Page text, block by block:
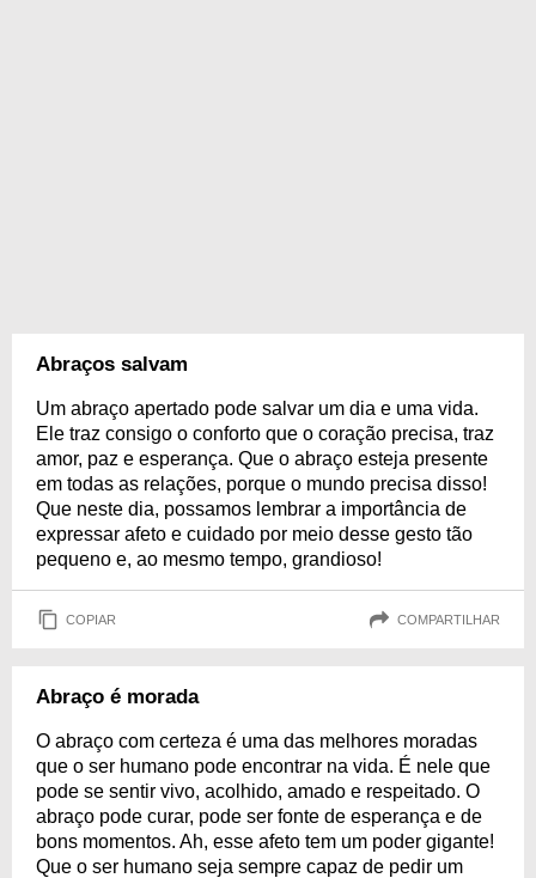
Abraços salvam
Um abraço apertado pode salvar um dia e uma vida.
Ele traz consigo o conforto que o coração precisa, traz
amor, paz e esperança. Que o abraço esteja presente
em todas as relações, porque o mundo precisa disso!
Que neste dia, possamos lembrar a importância de
expressar afeto e cuidado por meio desse gesto tão
pequeno e, ao mesmo tempo, grandioso!
COPIAR COMPARTILHAR
Abraço é morada
O abraço com certeza é uma das melhores moradas
que o ser humano pode encontrar na vida. É nele que
pode se sentir vivo, acolhido, amado e respeitado. O
abraço pode curar, pode ser fonte de esperança e de
bons momentos. Ah, esse afeto tem um poder gigante!
Que o ser humano seja sempre capaz de pedir um